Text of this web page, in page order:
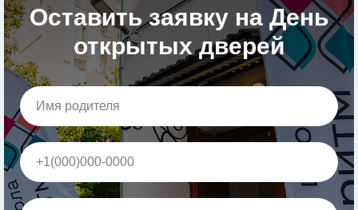
Оставить заявку на День
открытых дверей